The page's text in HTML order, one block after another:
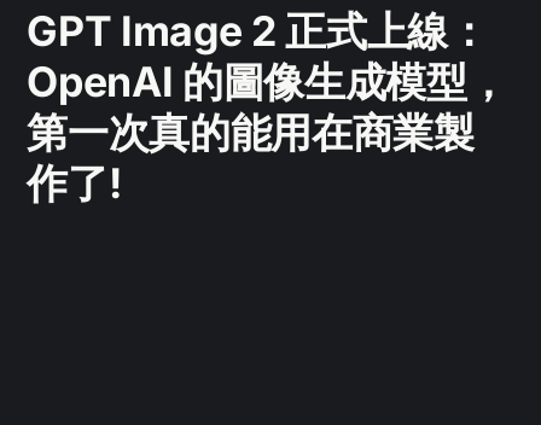
GPT Image 2 正式上線：
OpenAI 的圖像生成模型，
第一次真的能用在商業製
作了!